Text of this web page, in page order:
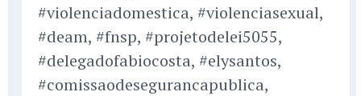
#violenciadomestica, #violenciasexual,
#deam, #fnsp, #projetodelei5055,
#delegadofabiocosta, #elysantos,
#comissaodesegurancapublica,